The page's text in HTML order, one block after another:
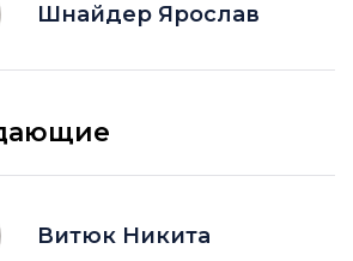
Шнайдер Ярослав
Витюк Никита